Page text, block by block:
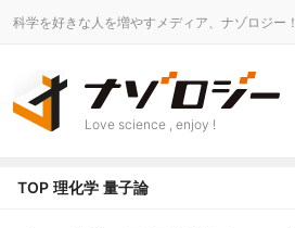
科学を好きな人を増やすメディア、ナゾロジー！
Love science , enjoy !
TOP 理化学 量子論